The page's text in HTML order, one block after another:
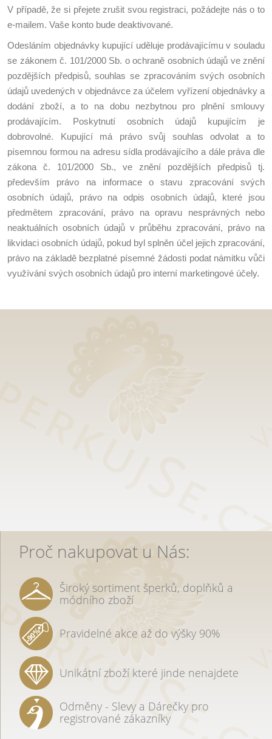
V případě, že si přejete zrušit svou registraci, požádejte nás o to
e-mailem. Vaše konto bude deaktivované.
Odesláním objednávky kupující uděluje prodávajícímu v souladu
se zákonem č. 101/2000 Sb. o ochraně osobních údajů ve znění
pozdějších předpisů, souhlas se zpracováním svých osobních
údajů uvedených v objednávce za účelem vyřízení objednávky a
dodání zboží, a to na dobu nezbytnou pro plnění smlouvy
prodávajícím. Poskytnutí osobních údajů kupujícím je
dobrovolné. Kupující má právo svůj souhlas odvolat a to
písemnou formou na adresu sídla prodávajícího a dále práva dle
zákona č. 101/2000 Sb., ve znění pozdějších předpisů tj.
především právo na informace o stavu zpracování svých
osobních údajů, právo na odpis osobních údajů, které jsou
předmětem zpracování, právo na opravu nesprávných nebo
neaktuálních osobních údajů v průběhu zpracování, právo na
likvidaci osobních údajů, pokud byl splněn účel jejich zpracování,
právo na základě bezplatné písemné žádosti podat námitku vůči
využívání svých osobních údajů pro interní marketingové účely.
Proč nakupovat u Nás:
Široký sortiment šperků, doplňků a
módního zboží
Pravidelné akce až do výšky 90%
Unikátní zboží které jinde nenajdete
Odměny - Slevy a Dárečky pro
registrované zákazníky